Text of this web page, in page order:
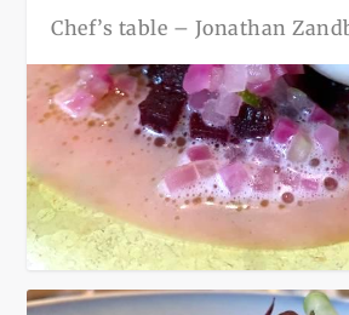
Chef’s table – Jonathan